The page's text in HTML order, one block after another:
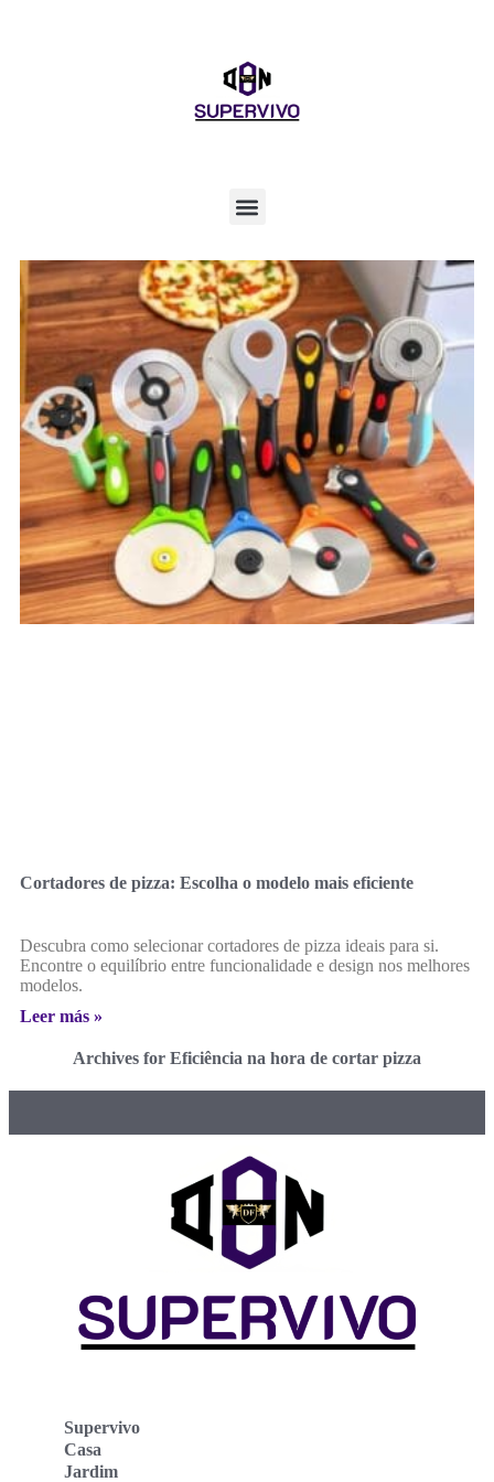
Cortadores de pizza: Escolha o modelo mais eficiente
Descubra como selecionar cortadores de pizza ideais para si.
Encontre o equilíbrio entre funcionalidade e design nos melhores
modelos.
Leer más »
Archives for Eficiência na hora de cortar pizza
Supervivo
Casa
Jardim